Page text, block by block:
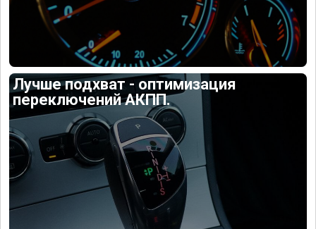
Лучше подхват - оптимизация
переключений АКПП.